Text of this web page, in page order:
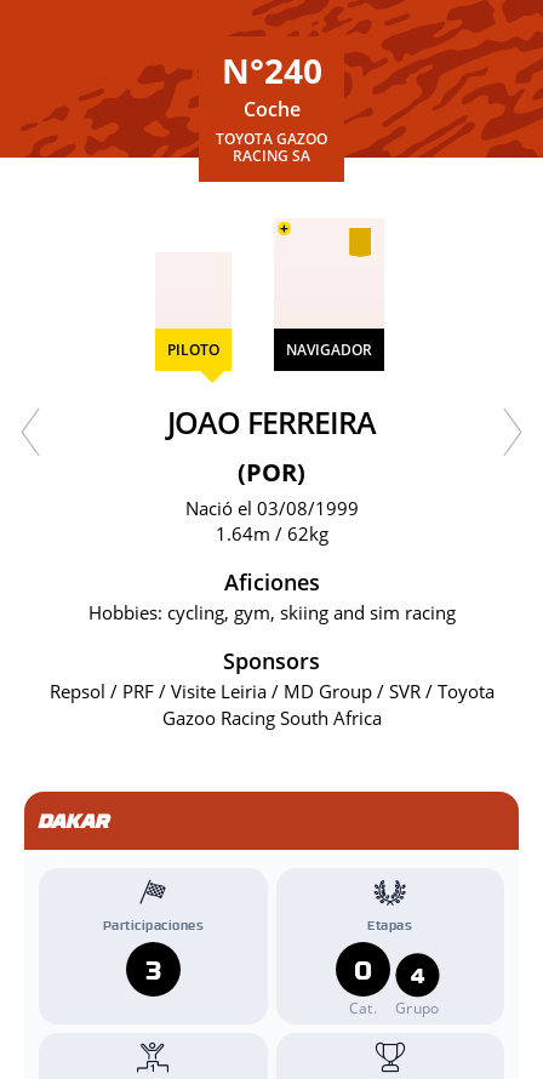
N°240
Coche
TOYOTA GAZOO
RACING SA
PILOTO NAVIGADOR
+
JOAO FERREIRA
(POR)
Nació el 03/08/1999
1.64m / 62kg
Aficiones
Hobbies: cycling, gym, skiing and sim racing
Sponsors
Repsol / PRF / Visite Leiria / MD Group / SVR / Toyota
Gazoo Racing South Africa
DAKAR
Participaciones
3
Etapas
0
Cat.
4
Grupo